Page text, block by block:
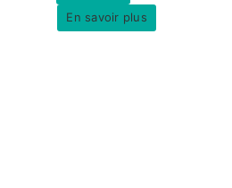
En savoir plus